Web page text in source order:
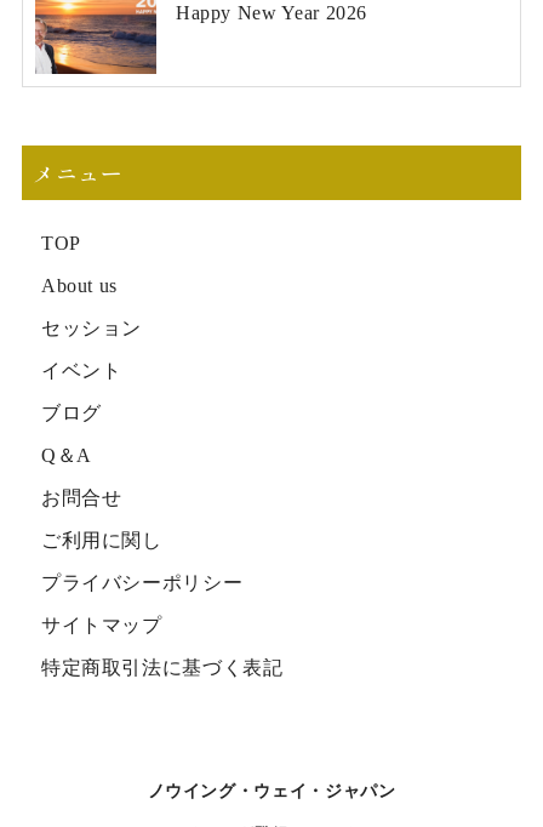
Happy New Year 2026
メニュー
TOP
About us
セッション
イベント
ブログ
Q＆A
お問合せ
ご利用に関し
プライバシーポリシー
サイトマップ
特定商取引法に基づく表記
ノウイング・ウェイ・ジャパン